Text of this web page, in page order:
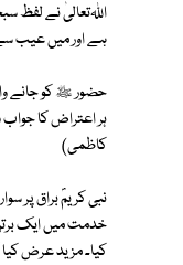
اﷲتعالیٰ نے لفظ
ہے اور میں عیب
حضور ﷺ کو جانے
ہر اعتراض کا
کاظمی)
نبی کریمؐ براق پر
خدمت میں ایک
کیا۔ مزید عرض